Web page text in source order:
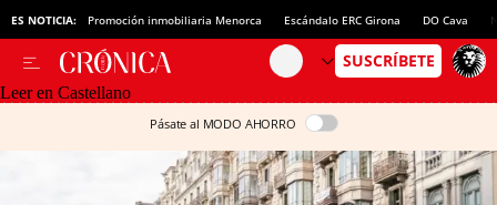
ES NOTICIA: Promoción inmobiliaria Menorca Escándalo ERC Girona DO Cava
Leer en Castellano
Pásate al MODO AHORRO